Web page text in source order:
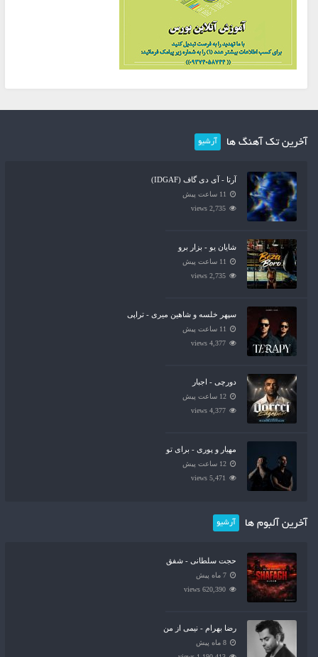
آخرین تک آهنگ ها آرشیو
آرتا - آی دی گاف (IDGAF)
11 ساعت پیش
2,735 views
شایان یو - بزار برو
11 ساعت پیش
2,735 views
سپهر خلسه و شاهین میری - تراپی
11 ساعت پیش
4,377 views
دورچی - اجبار
12 ساعت پیش
4,377 views
مهیار و پوری - برای تو
12 ساعت پیش
5,471 views
آخرین آلبوم ها آرشیو
حجت سلطانی - شفق
7 ماه پیش
620,390 views
رضا بهرام - نیمی از من
8 ماه پیش